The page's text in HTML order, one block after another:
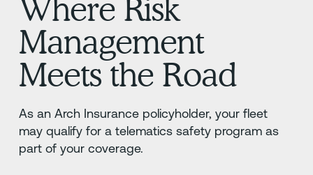
Where Risk
Management
Meets the Road
As an Arch Insurance policyholder, your fleet
may qualify for a telematics safety program as
part of your coverage.